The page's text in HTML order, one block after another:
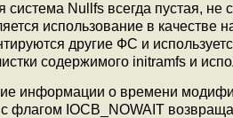
Nullfs всегда пустая,
использование в качестве
другие ФС и
содержимого initramfs и
информации о времени
флагом IOCB_NOWAIT